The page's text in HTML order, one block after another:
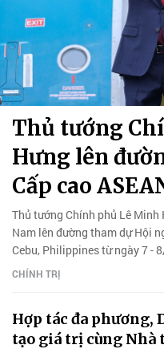
Thủ tướng
Hưng lên
Cấp cao
Thủ tướng Chính phủ Lê
Nam lên đường tham dự Hội
Cebu, Philippines từ ngày 7 -
CHÍNH TRỊ
Hợp tác đa phương,
tạo giá trị cùng Nhà